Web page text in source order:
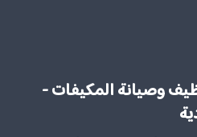
وصيانة المكيفات -